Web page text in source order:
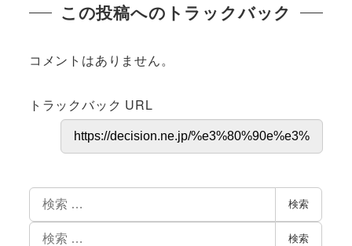
この投稿へのトラックバック
コメントはありません。
トラックバック URL
検索
検索